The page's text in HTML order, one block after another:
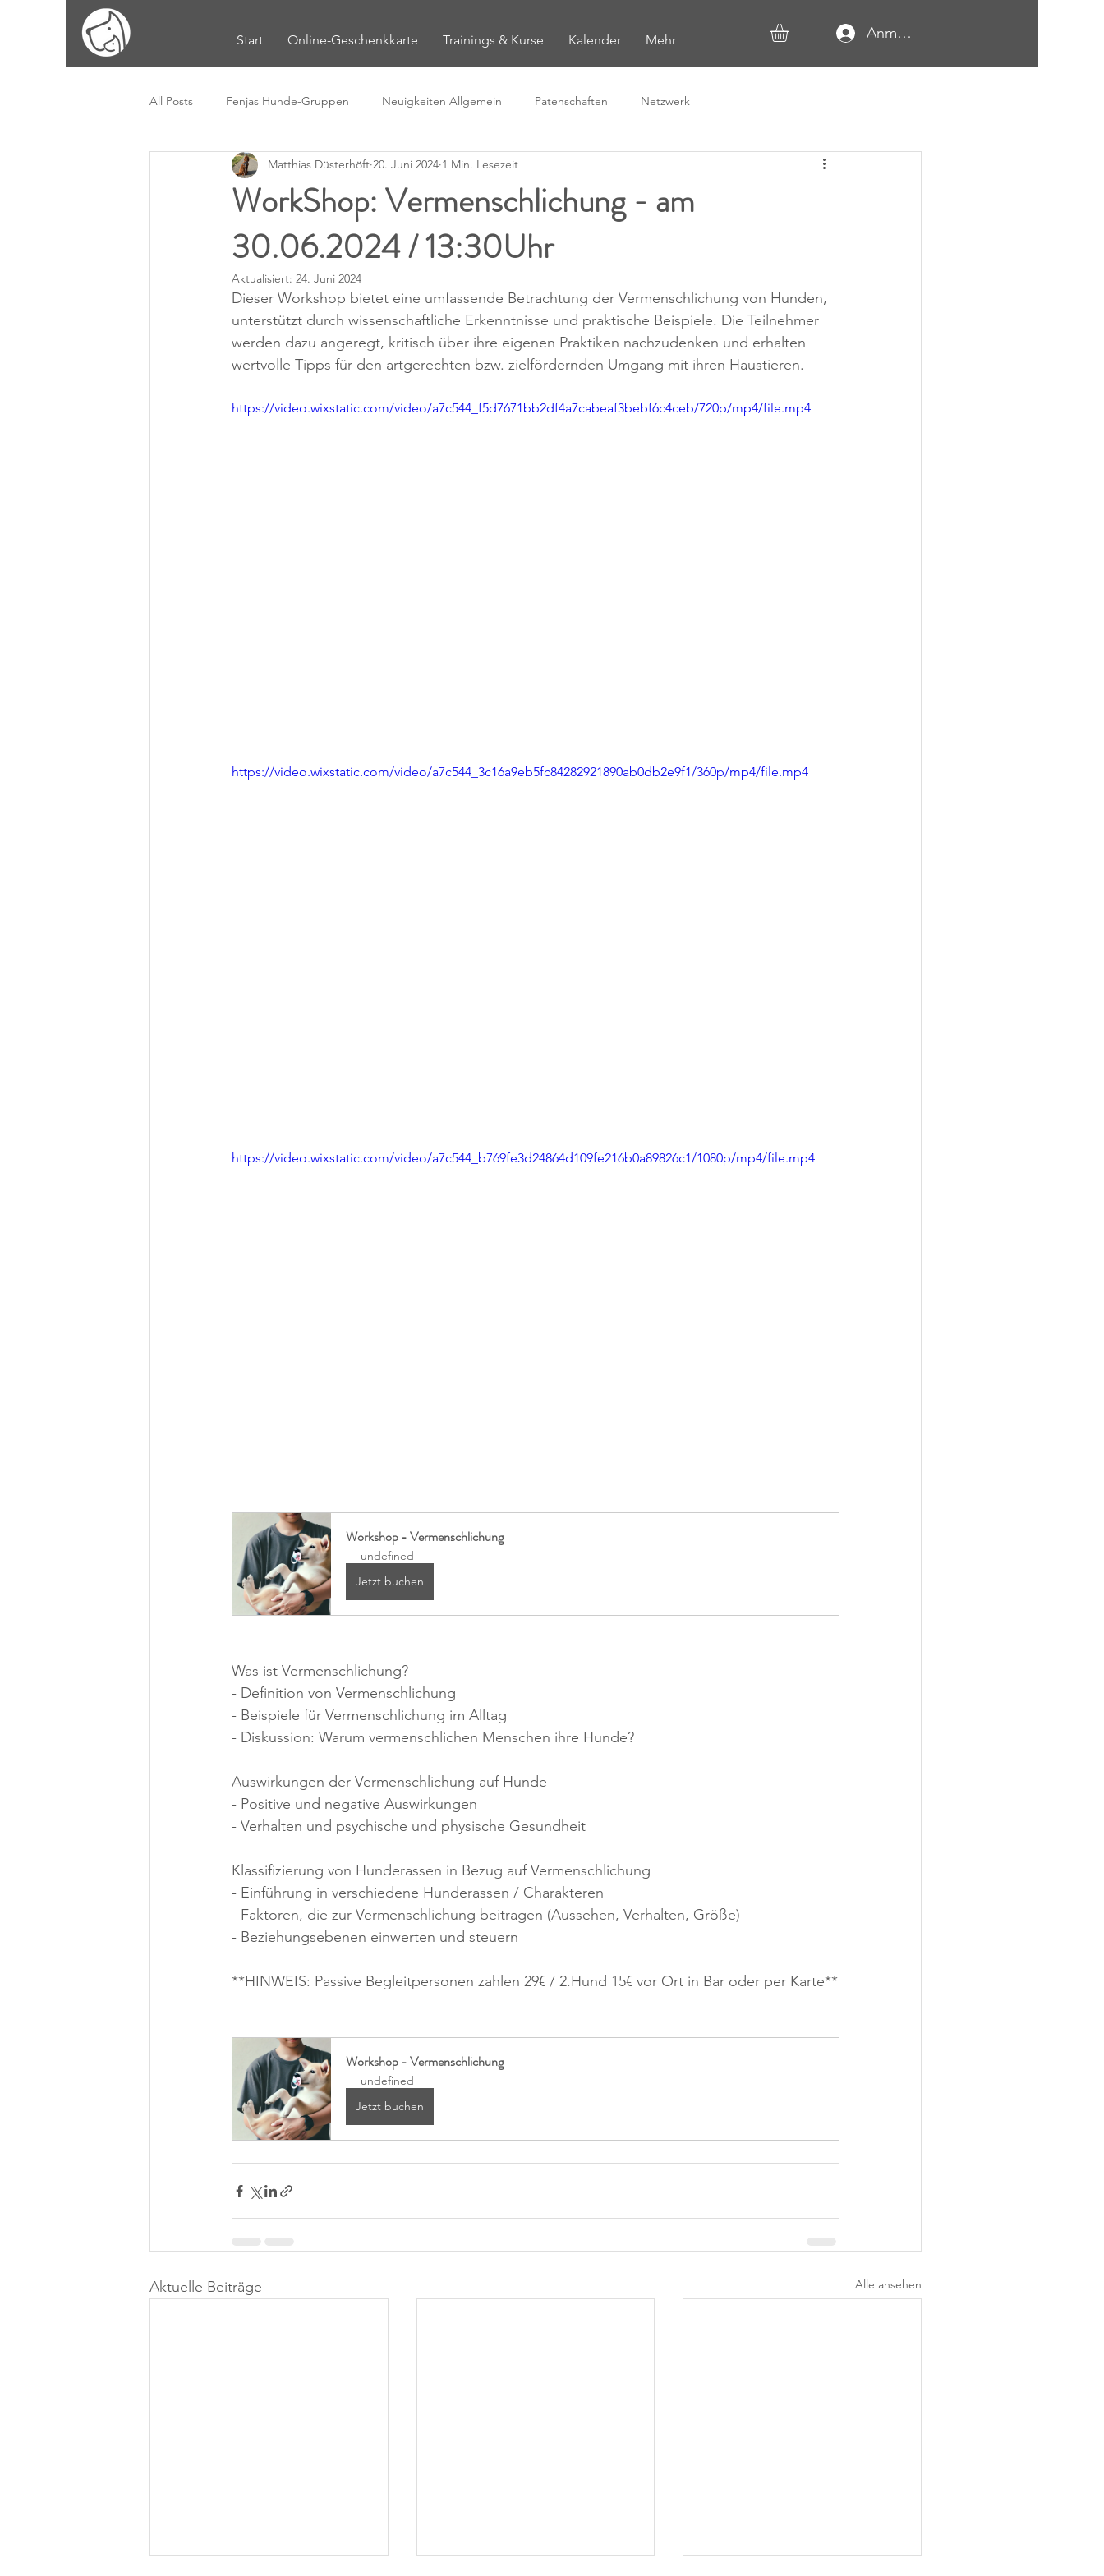
Start Online-Geschenkkarte Trainings & Kurse Kalender Mehr Anmelden
All Posts Fenjas Hunde-Gruppen Neuigkeiten Allgemein Patenschaften Netzwerk
WorkShop: Vermenschlichung - am
30.06.2024 / 13:30Uhr
Matthias Düsterhöft 20. Juni 2024 1 Min. Lesezeit
Aktualisiert: 24. Juni 2024
Dieser Workshop bietet eine umfassende Betrachtung der Vermenschlichung von Hunden,
unterstützt durch wissenschaftliche Erkenntnisse und praktische Beispiele. Die Teilnehmer
werden dazu angeregt, kritisch über ihre eigenen Praktiken nachzudenken und erhalten
wertvolle Tipps für den artgerechten bzw. zielfördernden Umgang mit ihren Haustieren.
https://video.wixstatic.com/video/a7c544_f5d7671bb2df4a7cabeaf3bebf6c4ceb/720p/mp4/file.mp4
https://video.wixstatic.com/video/a7c544_3c16a9eb5fc84282921890ab0db2e9f1/360p/mp4/file.mp4
https://video.wixstatic.com/video/a7c544_b769fe3d24864d109fe216b0a89826c1/1080p/mp4/file.mp4
Workshop - Vermenschlichung
undefined
Jetzt buchen
Was ist Vermenschlichung?
- Definition von Vermenschlichung
- Beispiele für Vermenschlichung im Alltag
- Diskussion: Warum vermenschlichen Menschen ihre Hunde?
Auswirkungen der Vermenschlichung auf Hunde
- Positive und negative Auswirkungen
- Verhalten und psychische und physische Gesundheit
Klassifizierung von Hunderassen in Bezug auf Vermenschlichung
- Einführung in verschiedene Hunderassen / Charakteren
- Faktoren, die zur Vermenschlichung beitragen (Aussehen, Verhalten, Größe)
- Beziehungsebenen einwerten und steuern
**HINWEIS: Passive Begleitpersonen zahlen 29€ / 2.Hund 15€ vor Ort in Bar oder per Karte**
Workshop - Vermenschlichung
undefined
Jetzt buchen
Aktuelle Beiträge Alle ansehen